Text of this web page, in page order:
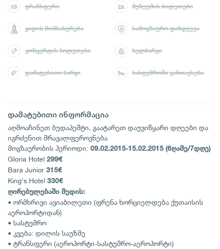
დამატებითი ინფორმაცია
აღმოაჩინეთ ბუდაპეშტი, გაატარეთ დაუვიწყარი დღეები და
იგრძენით მრავალფეროვნება
მოგზაურობის პერიოდი: 09.02.2015-15.02.2015 (6ღამე/7დღე)
Gloria Hotel 299€
Bara Junior 315€
King's Hotel 330€
ღირებულებაში შედის:
• ორმხრივი ავიაბილეთი (ფრენა ხორციელდება ქუთაისის
აეროპორტიდან)
• სასტუმრო
• კვება: დილის საუზმე
• ტრანსფერი (აეროპორტი-სასტუმრო-აეროპორტი)
ტრანსფერი მუზეუმის ბილეთები
გიდის მომსახურება სამოგზაურო დაზღვევა
კონცერტის ბილეთები ხელბარგი
დამატებითი ბარგი სასტუმროში განთავსება